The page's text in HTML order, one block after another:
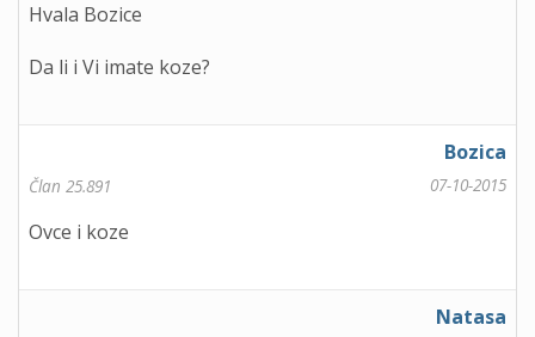
Hvala Bozice
Da li i Vi imate koze?
Bozica
Član 25.891 07-10-2015
Ovce i koze
Natasa